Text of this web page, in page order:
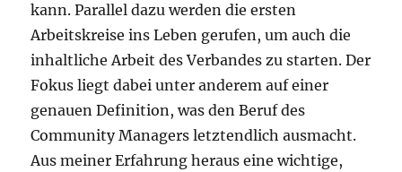
kann. Parallel dazu werden die ersten
Arbeitskreise ins Leben gerufen, um auch die
inhaltliche Arbeit des Verbandes zu starten. Der
Fokus liegt dabei unter anderem auf einer
genauen Definition, was den Beruf des
Community Managers letztendlich ausmacht.
Aus meiner Erfahrung heraus eine wichtige,